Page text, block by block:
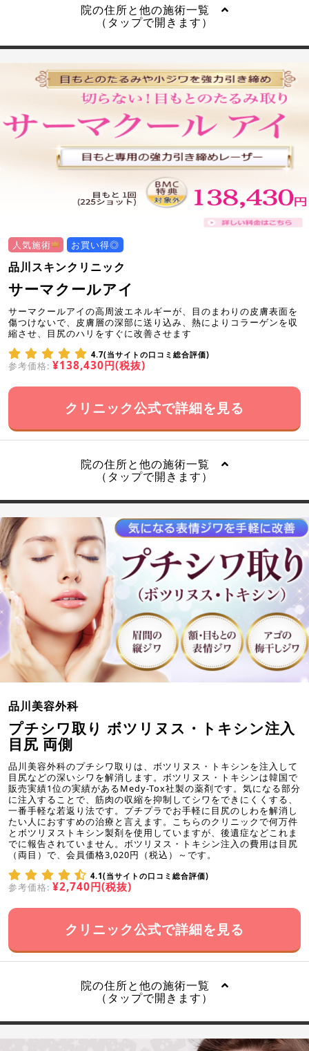
院の住所と他の施術一覧
（タップで開きます）
人気施術 お買い得◎
品川スキンクリニック
サーマクールアイ
サーマクールアイの高周波エネルギーが、目のまわりの皮膚表面を
傷つけないで、皮膚層の深部に送り込み、熱によりコラーゲンを収
縮させ、目尻のハリをすぐに改善させます
4.7(当サイトの口コミ総合評価)
参考価格: ¥138,430円(税抜)
クリニック公式で詳細を見る
院の住所と他の施術一覧
（タップで開きます）
品川美容外科
プチシワ取り ボツリヌス・トキシン注入
目尻 両側
品川美容外科のプチシワ取りは、ボツリヌス・トキシンを注入して
目尻などの深いシワを解消します。ボツリヌス・トキシンは韓国で
販売実績1位の実績があるMedy-Tox社製の薬剤です。気になる部分
に注入することで、筋肉の収縮を抑制してシワをできにくくする、
一番手軽な若返り法です。プチプラでお手軽に目尻のしわを解消し
たい人におすすめの治療と言えます。こちらのクリニックで何万件
とボツリヌストキシン製剤を使用していますが、後遺症などこれま
でに報告されていません。ボツリヌス・トキシン注入の費用は目尻
（両目）で、会員価格3,020円（税込）～です。
4.1(当サイトの口コミ総合評価)
参考価格: ¥2,740円(税抜)
クリニック公式で詳細を見る
院の住所と他の施術一覧
（タップで開きます）